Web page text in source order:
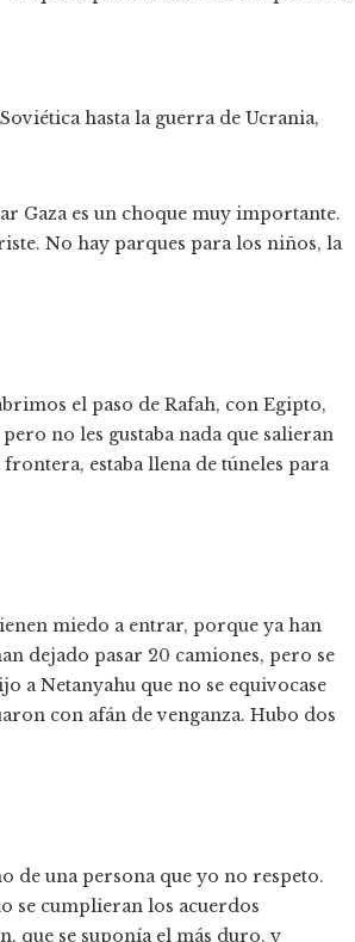
hasta la guerra de Ucrania,
Gaza es un choque muy importante.
No hay parques para los niños, la
el paso de Rafah, con Egipto,
no les gustaba nada que salieran
estaba llena de túneles para
miedo a entrar, porque ya han
dejado pasar 20 camiones, pero se
a Netanyahu que no se equivocase
con afán de venganza. Hubo dos
de una persona que yo no respeto.
se cumplieran los acuerdos
que se suponía el más duro, y